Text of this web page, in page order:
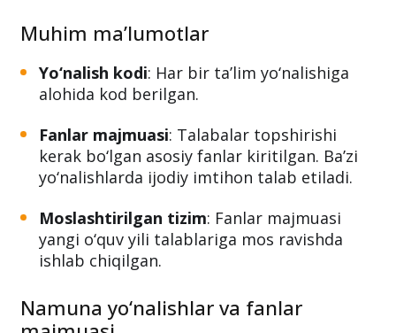
ma’lumotlarOliy ta’lim, fan va innovatsiyalar
vazirligi tomonidan tasdiqlangan.
Muhim ma’lumotlar
Yo‘nalish kodi: Har bir ta’lim yo‘nalishiga
alohida kod berilgan.
kerak bo‘lgan asosiy fanlar kiritilgan. Ba’zi
yo‘nalishlarda ijodiy imtihon talab etiladi.
yangi o‘quv yili talablariga mos ravishda
ishlab chiqilgan.